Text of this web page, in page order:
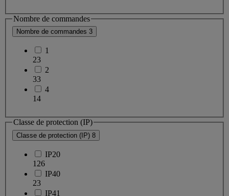
Nombre de commandes
Nombre de commandes 3
1
23
2
33
4
14
Classe de protection (IP)
Classe de protection (IP) 8
IP20
126
IP40
23
IP41